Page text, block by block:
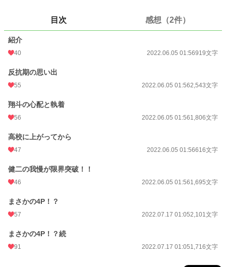
28 pt
文字数
更新日時
初回公開日時 2022.06.05 01:56
月間ポイント 1,160 pt (22,142 位)
目次 感想（2件）
紹介
40 2022.06.05 01:56919文字
反抗期の思い出
55 2022.06.05 01:562,543文字
翔斗の心配と執着
56 2022.06.05 01:561,806文字
高校に上がってから
47 2022.06.05 01:56616文字
健二の我慢が限界突破！！
46 2022.06.05 01:561,695文字
まさかの4P！？
57 2022.07.17 01:052,101文字
まさかの4P！？続
91 2022.07.17 01:051,716文字